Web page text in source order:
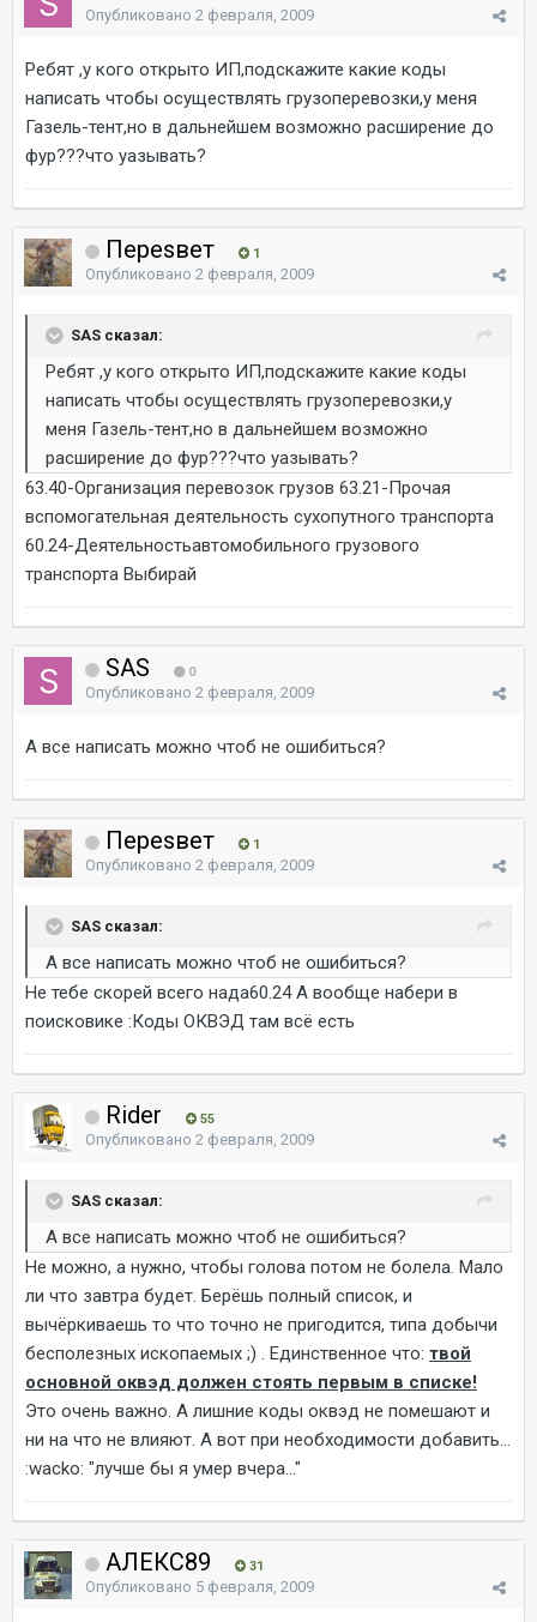
Опубликовано 2 февраля, 2009
Ребят ,у кого открыто ИП,подскажите какие коды
написать чтобы осуществлять грузоперевозки,у меня
Газель-тент,но в дальнейшем возможно расширение до
фур???что уазывать?
Переsвет 1
Опубликовано 2 февраля, 2009
SAS сказал:
Ребят ,у кого открыто ИП,подскажите какие коды
написать чтобы осуществлять грузоперевозки,у
меня Газель-тент,но в дальнейшем возможно
расширение до фур???что уазывать?
63.40-Организация перевозок грузов 63.21-Прочая
вспомогательная деятельность сухопутного транспорта
60.24-Деятельностьавтомобильного грузового
транспорта Выбирай
SAS 0
Опубликовано 2 февраля, 2009
А все написать можно чтоб не ошибиться?
Переsвет 1
Опубликовано 2 февраля, 2009
SAS сказал:
А все написать можно чтоб не ошибиться?
Не тебе скорей всего нада60.24 А вообще набери в
поисковике :Коды ОКВЭД там всё есть
Rider 55
Опубликовано 2 февраля, 2009
SAS сказал:
А все написать можно чтоб не ошибиться?
Не можно, а нужно, чтобы голова потом не болела. Мало
ли что завтра будет. Берёшь полный список, и
вычёркиваешь то что точно не пригодится, типа добычи
бесполезных ископаемых ;) . Единственное что: твой
основной оквэд должен стоять первым в списке!
Это очень важно. А лишние коды оквэд не помешают и
ни на что не влияют. А вот при необходимости добавить...
:wacko: "лучше бы я умер вчера..."
АЛЕКС89 31
Опубликовано 5 февраля, 2009